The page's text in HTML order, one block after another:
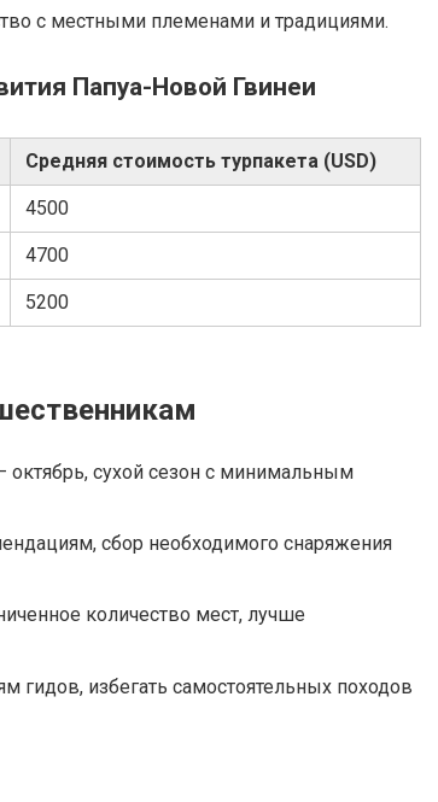
с местными племенами и традициями.
Папуа-Новой Гвинеи
Средняя стоимость турпакета (USD)
4500
4700
5200
октябрь, сухой сезон с минимальным
сбор необходимого снаряжения
количество мест, лучше
гидов, избегать самостоятельных походов